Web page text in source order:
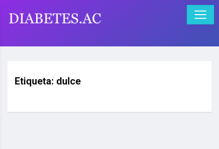
Etiqueta: dulce